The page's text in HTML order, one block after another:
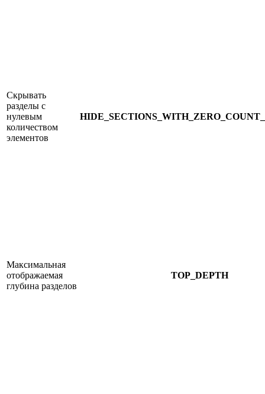
Скрывать
разделы с
нулевым
количеством
элементов
Максимальная
отображаемая
глубина разделов
TOP_DEPTH